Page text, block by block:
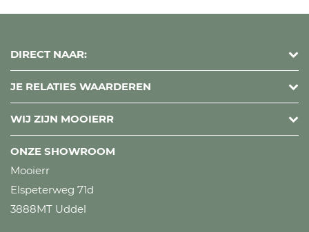
DIRECT NAAR:
JE RELATIES WAARDEREN
WIJ ZIJN MOOIERR
ONZE SHOWROOM
Mooierr
Elspeterweg 71d
3888MT Uddel